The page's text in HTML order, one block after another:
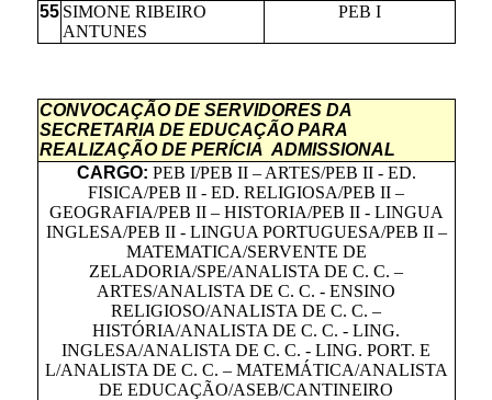
55 SIMONE RIBEIRO
ANTUNES
PEB I
CONVOCAÇÃO DE SERVIDORES DA
SECRETARIA DE EDUCAÇÃO PARA
REALIZAÇÃO DE PERÍCIA ADMISSIONAL
CARGO: PEB I/PEB II – ARTES/PEB II - ED.
FISICA/PEB II - ED. RELIGIOSA/PEB II –
GEOGRAFIA/PEB II – HISTORIA/PEB II - LINGUA
INGLESA/PEB II - LINGUA PORTUGUESA/PEB II –
MATEMATICA/SERVENTE DE
ZELADORIA/SPE/ANALISTA DE C. C. –
ARTES/ANALISTA DE C. C. - ENSINO
RELIGIOSO/ANALISTA DE C. C. –
HISTÓRIA/ANALISTA DE C. C. - LING.
INGLESA/ANALISTA DE C. C. - LING. PORT. E
L/ANALISTA DE C. C. – MATEMÁTICA/ANALISTA
DE EDUCAÇÃO/ASEB/CANTINEIRO